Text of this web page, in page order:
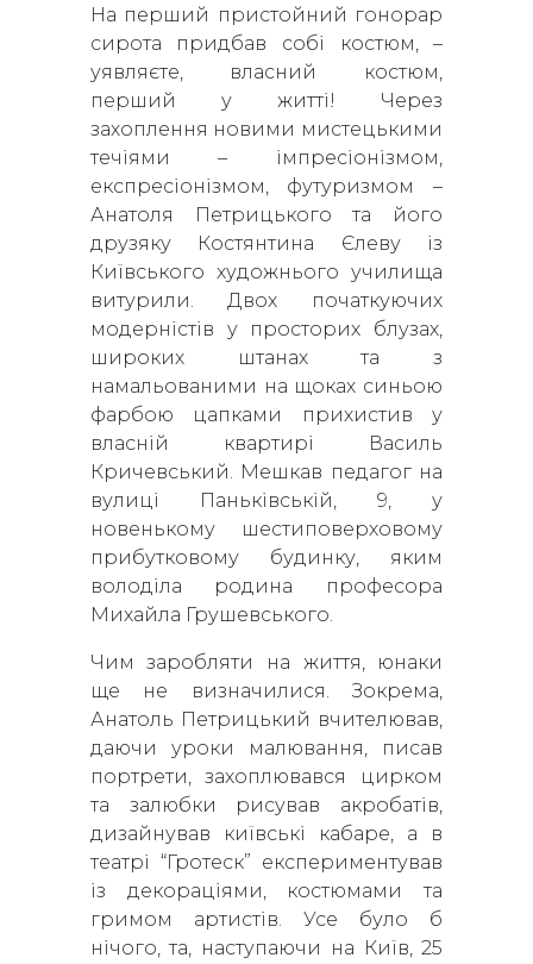
На перший пристойний гонорар
сирота придбав собі костюм, –
уявляєте, власний костюм,
перший у житті! Через
захоплення новими мистецькими
течіями – імпресіонізмом,
експресіонізмом, футуризмом –
Анатоля Петрицького та його
друзяку Костянтина Єлеву із
Київського художнього училища
витурили. Двох початкуючих
модерністів у просторих блузах,
широких штанах та з
намальованими на щоках синьою
фарбою цапками прихистив у
власній квартирі Василь
Кричевський. Мешкав педагог на
вулиці Паньківській, 9, у
новенькому шестиповерховому
прибутковому будинку, яким
володіла родина професора
Михайла Грушевського.
Чим заробляти на життя, юнаки
ще не визначилися. Зокрема,
Анатоль Петрицький вчителював,
даючи уроки малювання, писав
портрети, захоплювався цирком
та залюбки рисував акробатів,
дизайнував київські кабаре, а в
театрі “Гротеск” експериментував
із декораціями, костюмами та
гримом артистів. Усе було б
нічого, та, наступаючи на Київ, 25